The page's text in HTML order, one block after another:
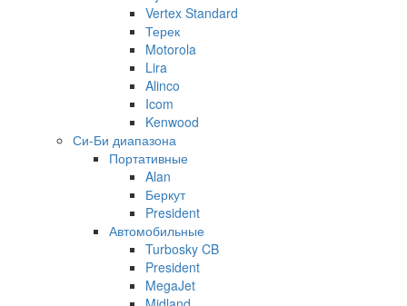
Vertex Standard
Терек
Motorola
Lira
Alinco
Icom
Kenwood
Си-Би диапазона
Портативные
Alan
Беркут
President
Автомобильные
Turbosky CB
President
MegaJet